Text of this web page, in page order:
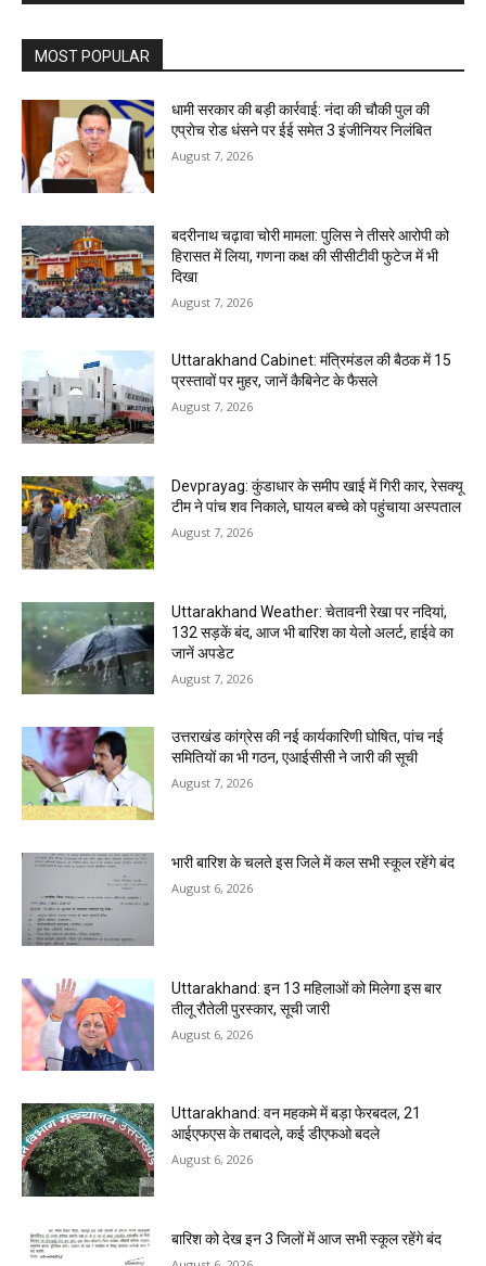
MOST POPULAR
धामी सरकार की बड़ी कार्रवाई: नंदा की चौकी पुल की
एप्राेच रोड धंसने पर ईई समेत 3 इंजीनियर निलंबित
August 7, 2026
बदरीनाथ चढ़ावा चोरी मामला: पुलिस ने तीसरे आरोपी को
हिरासत में लिया, गणना कक्ष की सीसीटीवी फुटेज में भी
दिखा
August 7, 2026
Uttarakhand Cabinet: मंत्रिमंडल की बैठक में 15
प्रस्तावों पर मुहर, जानें कैबिनेट के फैसले
August 7, 2026
Devprayag: कुंडाधार के समीप खाई में गिरी कार, रेसक्यू
टीम ने पांच शव निकाले, घायल बच्चे को पहुंचाया अस्पताल
August 7, 2026
Uttarakhand Weather: चेतावनी रेखा पर नदियां,
132 सड़कें बंद, आज भी बारिश का येलो अलर्ट, हाईवे का
जानें अपडेट
August 7, 2026
उत्तराखंड कांग्रेस की नई कार्यकारिणी घोषित, पांच नई
समितियों का भी गठन, एआईसीसी ने जारी की सूची
August 7, 2026
भारी बारिश के चलते इस जिले में कल सभी स्कूल रहेंगे बंद
August 6, 2026
Uttarakhand: इन 13 महिलाओं को मिलेगा इस बार
तीलू रौतेली पुरस्कार, सूची जारी
August 6, 2026
Uttarakhand: वन महकमे में बड़ा फेरबदल, 21
आईएफएस के तबादले, कई डीएफओ बदले
August 6, 2026
बारिश को देख इन 3 जिलों में आज सभी स्कूल रहेंगे बंद